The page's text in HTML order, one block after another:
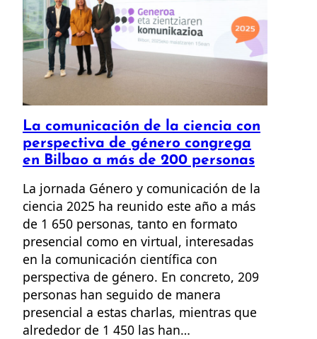
La comunicación de la ciencia con
perspectiva de género congrega
en Bilbao a más de 200 personas
La jornada Género y comunicación de la
ciencia 2025 ha reunido este año a más
de 1 650 personas, tanto en formato
presencial como en virtual, interesadas
en la comunicación científica con
perspectiva de género. En concreto, 209
personas han seguido de manera
presencial a estas charlas, mientras que
alrededor de 1 450 las han…